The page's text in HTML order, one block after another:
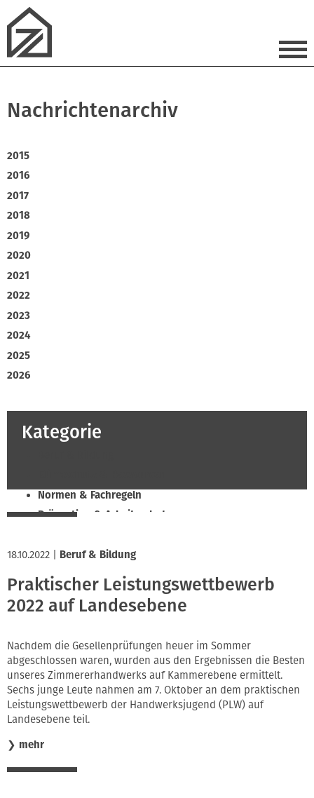
Nachrichtenarchiv
2015
2016
2017
2018
2019
2020
2021
2022
2023
2024
2025
2026
Kategorie
Normen & Fachregeln
Prävention & Arbeitsschutz
Soziales & Tarifpolitik
Verband & Innungen
Innung
18.10.2022 Beruf & Bildung
Praktischer Leistungswettbewerb
2022 auf Landesebene
Nachdem die Gesellenprüfungen heuer im Sommer
abgeschlossen waren, wurden aus den Ergebnissen die Besten
unseres Zimmererhandwerks auf Kammerebene ermittelt.
Sechs junge Leute nahmen am 7. Oktober an dem praktischen
Leistungswettbewerb der Handwerksjugend (PLW) auf
Landesebene teil.
❯ mehr